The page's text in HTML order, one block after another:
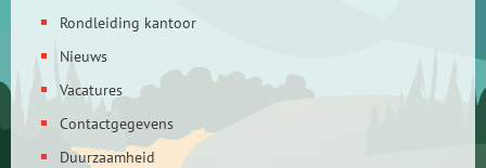
Rondleiding kantoor
Nieuws
Vacatures
Contactgegevens
Duurzaamheid